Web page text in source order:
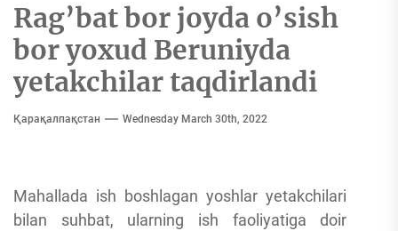
Rag’bat bor joyda o’sish
bor yoxud Beruniyda
yetakchilar taqdirlandi
Қарақалпақстан Wednesday March 30th, 2022
Mahallada ish boshlagan yoshlar yetakchilari
bilan suhbat, ularning ish faoliyatiga doir